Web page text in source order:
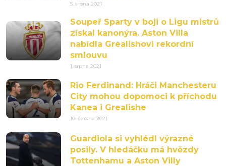
5. srpna 2021
Soupeř Sparty v boji o Ligu mistrů
získal kanonýra. Aston Villa
nabídla Grealishovi rekordní
smlouvu
1. srpna 2021
Rio Ferdinand: Hráči Manchesteru
City mohou dopomoci k příchodu
Kanea i Grealishe
10. června 2021
Guardiola si vyhlédl výrazné
posily. V hledáčku má hvězdy
Tottenhamu a Aston Villy